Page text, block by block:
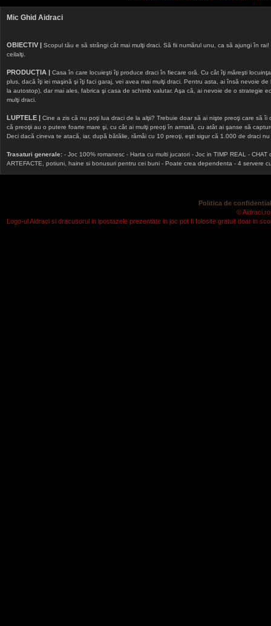
Mic Ghid Aidraci
OBIECTIV | Scopul tău e să strângi cât mai mulţi draci. Să fii numărul unu, ca să ajungi în
ceilalţi.
PRODUCȚIA | Casa în care locuieşti îţi produce draci în fiecare oră. Cu cât îţi măreşti
plus, dacă îţi iei maşină şi îţi faci garaj, vei avea mai mulţi draci. Pentru asta, ai însă nevoie
la autostop), dar mai ales, fabrica şi casa de schimb valutar. Aşa că, ai nevoie de o strategie
mulţi draci.
LUPTELE | Cine a zis că nu poţi lua draci de la alţii? Trebuie doar să ai nişte preoţi care să
că preoţii au o putere foarte mare şi, cu cât ai mulţi preoţi în armată, cu atât ai şanse să
Deci dacă cineva te atacă, iar, după bătălie, rămâi cu 10 preoţi, eşti sigur că 1.000 de draci
Trasaturi generale: - Joc 100% romanesc - Harta cu multi jucatori - Joc in TIMP REAL -
ARTEFACTE, potiuni, haine si bonusuri pentru cei buni - Poate crea dependenta - 4 servere
Politica de
©
Logo-ul Aidraci si dracusorul in ipostazele prezentate in joc pot fi folosite gratuit doar in